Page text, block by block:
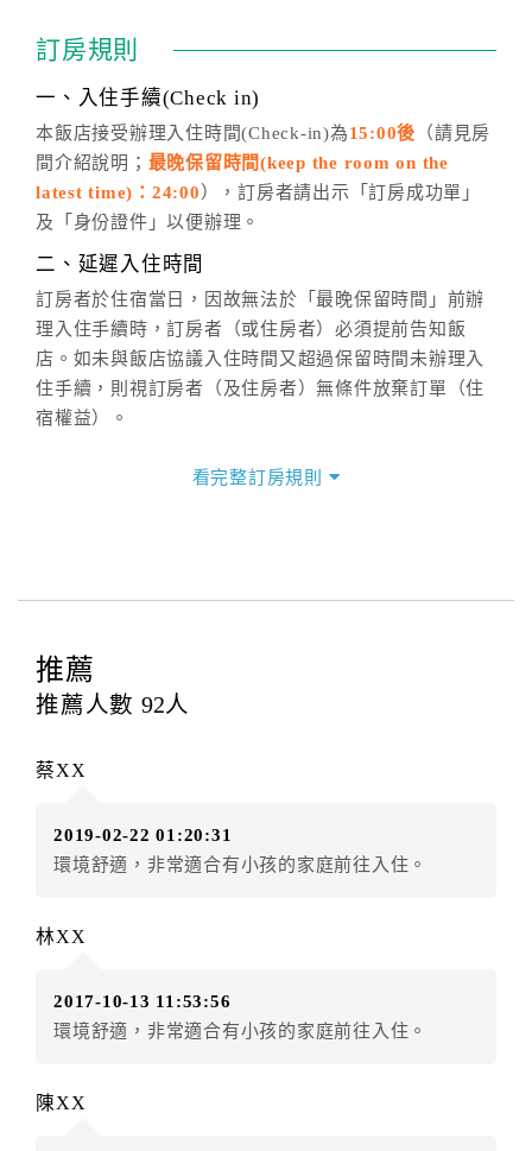
話方式異動訂單。
※非客服時間之申辦異動，皆為次日計算及辦理。
五、客服時間
週一至週日，上午9:00～晚上6:00
六、聯絡方式
(07)9682715 。
訂房規則
一、入住手續(Check in)
本飯店接受辦理入住時間(Check-in)為15:00後 （請見房
間介紹說明； 最晚保留時間(keep the room on the
latest time)：24:00 ），訂房者請出示「訂房成功單」
及「身份證件」以便辦理。
二、延遲入住時間
訂房者於住宿當日，因故無法於「最晚保留時間」前辦
理入住手續時，訂房者（或住房者）必須提前告知飯
店。如未與飯店協議入住時間又超過保留時間未辦理入
住手續，則視訂房者（及住房者）無條件放棄訂單（住
宿權益）。
四、訂單異動
提出申辦不得異動訂單。
每筆訂單異動限定
辦理取消退款。
房者應補足差額。（限原訂飯店）
房者不得要求退其差額。（限原訂飯店）
額3個月
．訂房者使用「保留住宿金額」時，請注意！為避免飯
店客滿，敬請及早計畫，如逾時未提出申辦，視同無條
．每筆訂單異動限定乙次，限原訂飯店，異動完成後不
看完整訂房規則
推薦
推薦人數 92人
蔡XX
2019-02-22 01:20:31
環境舒適，非常適合有小孩的家庭前往入住。
林XX
2017-10-13 11:53:56
環境舒適，非常適合有小孩的家庭前往入住。
陳XX